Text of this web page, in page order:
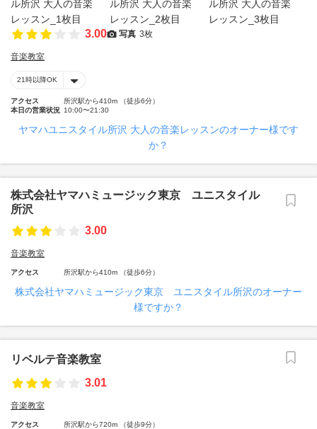
3.00 写真 3枚
音楽教室
21時以降OK
アクセス
所沢駅から410m （徒歩6分）
本日の営業状況 10:00〜21:30
ヤマハユニスタイル所沢 大人の音楽レッスンのオーナー様です
か？
株式会社ヤマハミュージック東京 ユニスタイル
所沢
3.00
音楽教室
アクセス 所沢駅から410m （徒歩6分）
株式会社ヤマハミュージック東京 ユニスタイル所沢のオーナー
様ですか？
リベルテ音楽教室
3.01
音楽教室
アクセス 所沢駅から720m （徒歩9分）